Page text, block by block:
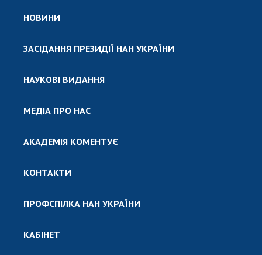
НОВИНИ
ЗАСІДАННЯ ПРЕЗИДІЇ НАН УКРАЇНИ
НАУКОВІ ВИДАННЯ
МЕДІА ПРО НАС
АКАДЕМІЯ КОМЕНТУЄ
КОНТАКТИ
ПРОФСПІЛКА НАН УКРАЇНИ
КАБІНЕТ